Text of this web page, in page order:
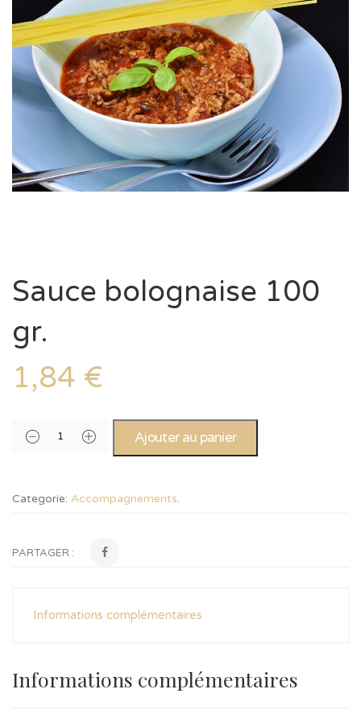
Sauce bolognaise 100
gr.
1,84 €
Ajouter au panier
Categorie: Accompagnements.
PARTAGER :
Informations complémentaires
Informations complémentaires